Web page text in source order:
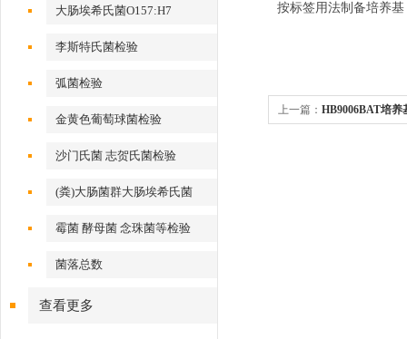
大肠埃希氏菌O157:H7
李斯特氏菌检验
弧菌检验
金黄色葡萄球菌检验
沙门氏菌 志贺氏菌检验
(粪)大肠菌群大肠埃希氏菌
霉菌 酵母菌 念珠菌等检验
菌落总数
查看更多
按标签用法制备培养
上一篇： HB9006BAT培养